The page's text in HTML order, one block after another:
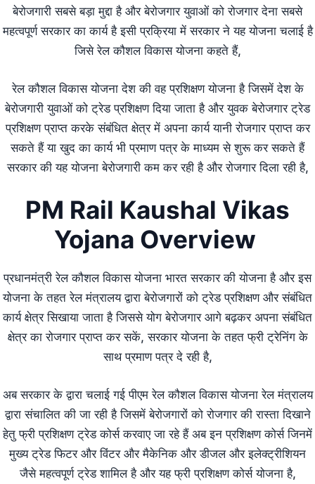
बेरोजगारी सबसे बड़ा मुद्दा है और बेरोजगार युवाओं को रोजगार देना सबसे
महत्वपूर्ण सरकार का कार्य है इसी प्रक्रिया में सरकार ने यह योजना चलाई है
जिसे रेल कौशल विकास योजना कहते हैं,
रेल कौशल विकास योजना देश की वह प्रशिक्षण योजना है जिसमें देश के
बेरोजगारी युवाओं को ट्रेड प्रशिक्षण दिया जाता है और युवक बेरोजगार ट्रेड
प्रशिक्षण प्राप्त करके संबंधित क्षेत्र में अपना कार्य यानी रोजगार प्राप्त कर
सकते हैं या खुद का कार्य भी प्रमाण पत्र के माध्यम से शुरू कर सकते हैं
सरकार की यह योजना बेरोजगारी कम कर रही है और रोजगार दिला रही है,
PM Rail Kaushal Vikas
Yojana Overview
प्रधानमंत्री रेल कौशल विकास योजना भारत सरकार की योजना है और इस
योजना के तहत रेल मंत्रालय द्वारा बेरोजगारों को ट्रेड प्रशिक्षण और संबंधित
कार्य क्षेत्र सिखाया जाता है जिससे योग बेरोजगार आगे बढ़कर अपना संबंधित
क्षेत्र का रोजगार प्राप्त कर सकें, सरकार योजना के तहत फ्री ट्रेनिंग के
साथ प्रमाण पत्र दे रही है,
अब सरकार के द्वारा चलाई गई पीएम रेल कौशल विकास योजना रेल मंत्रालय
द्वारा संचालित की जा रही है जिसमें बेरोजगारों को रोजगार की रास्ता दिखाने
हेतु फ्री प्रशिक्षण ट्रेड कोर्स करवाए जा रहे हैं अब इन प्रशिक्षण कोर्स जिनमें
मुख्य ट्रेड फिटर और विंटर और मैकेनिक और डीजल और इलेक्ट्रीशियन
जैसे महत्वपूर्ण ट्रेड शामिल है और यह फ्री प्रशिक्षण कोर्स योजना है,